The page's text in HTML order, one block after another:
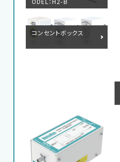
English
コンセントボックス